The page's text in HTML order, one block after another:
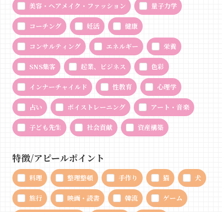
美容・ヘアメイク・ファッション 量子力学
コーチング 妊活 健康
コンサルティング エネルギー 栄養
SNS集客 起業、ビジネス 色彩
インナーチャイルド 性教育 心理学
占い ボイストレーニング アート・音楽
子ども先生 社会貢献 資産構築
特徴/アピールポイント
料理 整理整頓 手作り 猫 犬
旅行 映画・読書 韓流 ゲーム